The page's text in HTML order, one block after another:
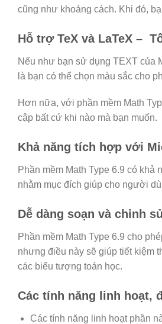
cũng như khoảng cách. Khi đó,
Hỗ trợ TeX và LaTeX –
Nếu như bạn sử dụng TEXT của
là bạn có thể chọn màu sắc cho
Hơn nữa, với phần mềm Math
cập bất cứ khi nào mà bạn muốn.
Khả năng tích hợp với
Phần mềm Math Type 6.9 có
nhằm mục đích giúp cho người
Dễ dàng soạn và chỉnh
Phần mềm Math Type 6.9 cho
nhưng điều này sẽ giúp tiết kiệm
các biểu tượng toán học.
Các tính năng linh hoạt,
Các tính năng linh hoạt phần